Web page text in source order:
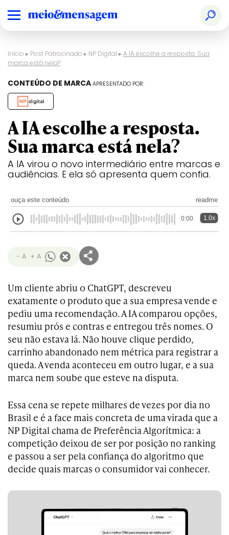
Início ▸ Post Patrocinado ▸ NP Digital ▸A IA escolhe a resposta. Sua
marca está nela?
CONTEÚDO DE MARCAAPRESENTADO POR:
A IA escolhe a resposta.
Sua marca está nela?
A IA virou o novo intermediário entre marcas e
audiências. E ela só apresenta quem confia.
ouça este conteúdo readme
0:00 1.0x
- A + A
Um cliente abriu o ChatGPT, descreveu
exatamente o produto que a sua empresa vende e
pediu uma recomendação. A IA comparou opções,
resumiu prós e contras e entregou três nomes. O
seu não estava lá. Não houve clique perdido,
carrinho abandonado nem métrica para registrar a
queda. A venda aconteceu em outro lugar, e a sua
marca nem soube que esteve na disputa.
Essa cena se repete milhares de vezes por dia no
Brasil e é a face mais concreta de uma virada que a
NP Digital chama de Preferência Algorítmica: a
competição deixou de ser por posição no ranking
e passou a ser pela confiança do algoritmo que
decide quais marcas o consumidor vai conhecer.